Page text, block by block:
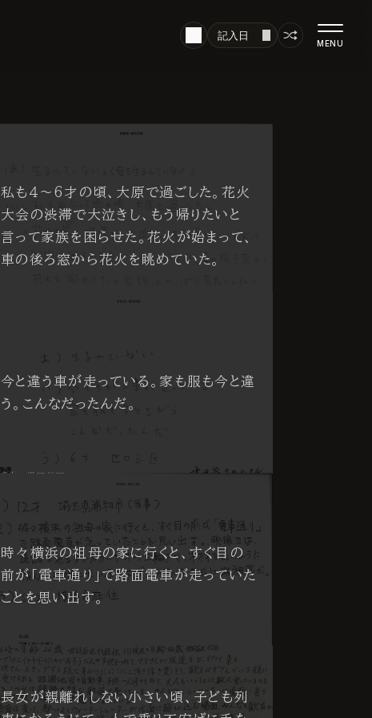
記入日
MENU
私も４～6才の頃、大原で過ごした。花火
大会の渋滞で大泣きし、もう帰りたいと
言って家族を困らせた。花火が始まって、
車の後ろ窓から花火を眺めていた。
今と違う車が走っている。家も服も今と違
う。こんなだったんだ。
6才 世田谷区
時々横浜の祖母の家に行くと、すぐ目の
前が「電車通り」で路面電車が走っていた
ことを思い出す。
65才 横浜市
長女が親離れしない小さい頃、子ども列